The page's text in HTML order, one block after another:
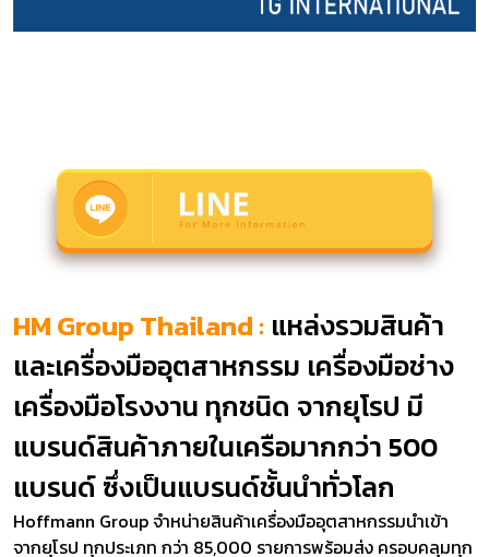
HM Group Thailand : แหล่งรวมสินค้า
และเครื่องมืออุตสาหกรรม เครื่องมือช่าง
เครื่องมือโรงงาน ทุกชนิด จากยุโรป มี
แบรนด์สินค้าภายในเครือมากกว่า 500
แบรนด์ ซึ่งเป็นแบรนด์ชั้นนำทั่วโลก
Hoffmann Group จำหน่ายสินค้าเครื่องมืออุตสาหกรรมนำเข้า
จากยุโรป ทุกประเภท กว่า 85,000 รายการพร้อมส่ง ครอบคลุมทุก